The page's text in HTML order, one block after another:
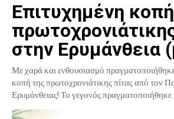
Επιτυχημένη κοπή
στην Ερυμάνθεια
Με χαρά και ενθουσιασμό
κοπή της πρωτοχρονιάτικης πίτας από τον
Ερυμάνθειας! Το γεγονός πραγματοποιήθηκε